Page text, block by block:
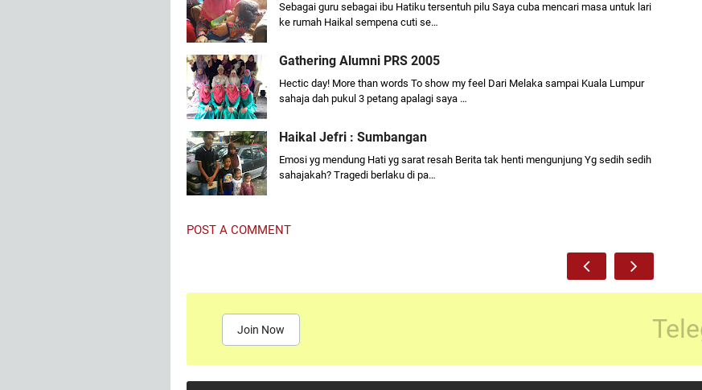
Sebagai guru sebagai ibu Hatiku tersentuh pilu Saya cuba mencari masa untuk lari
ke rumah Haikal sempena cuti se…
Gathering Alumni PRS 2005
Hectic day! More than words To show my feel Dari Melaka sampai Kuala Lumpur
sahaja dah pukul 3 petang apalagi saya …
Haikal Jefri : Sumbangan
Emosi yg mendung Hati yg sarat resah Berita tak henti mengunjung Yg sedih sedih
sahajakah? Tragedi berlaku di pa…
POST A COMMENT
Join Now